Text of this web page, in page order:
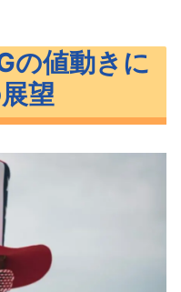
の値動きに
望